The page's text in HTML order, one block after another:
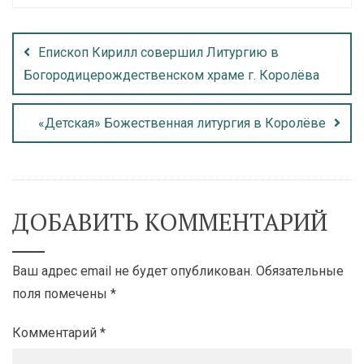
Епископ Кирилл совершил Литургию в
Богородицерождественском храме г. Королёва
«Детская» Божественная литургия в Королёве
ДОБАВИТЬ КОММЕНТАРИЙ
Ваш адрес email не будет опубликован. Обязательные
поля помечены *
Комментарий *